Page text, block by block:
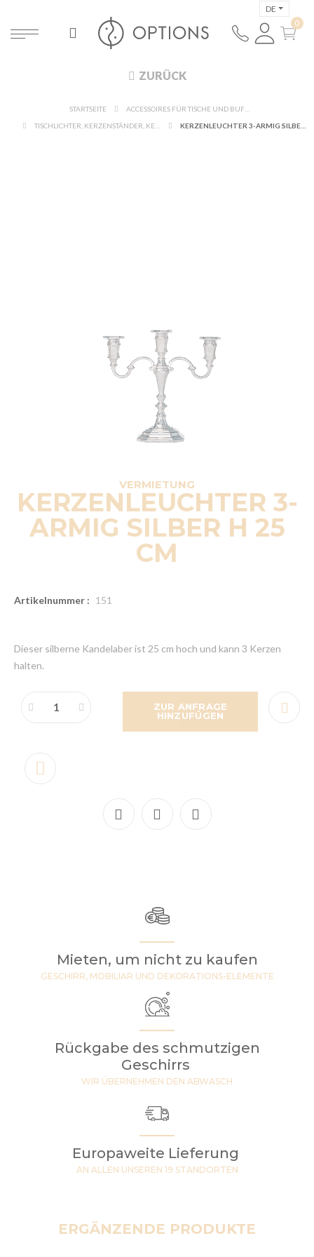
DE
ZURÜCK
STARTSEITE
ACCESSOIRES FÜR TISCHE UND BUFFETS
VERMIETUNG
KERZENLEUCHTER 3-
ARMIG SILBER H 25
CM
Artikelnummer : 151
Dieser silberne Kandelaber ist 25 cm hoch und kann 3 Kerzen
halten.
ZUR ANFRAGE
HINZUFÜGEN
Mieten, um nicht zu kaufen
GESCHIRR, MOBILIAR UND DEKORATIONS-ELEMENTE
Rückgabe des schmutzigen
Geschirrs
WIR ÜBERNEHMEN DEN ABWASCH
Europaweite Lieferung
AN ALLEN UNSEREN 19 STANDORTEN
ERGÄNZENDE PRODUKTE